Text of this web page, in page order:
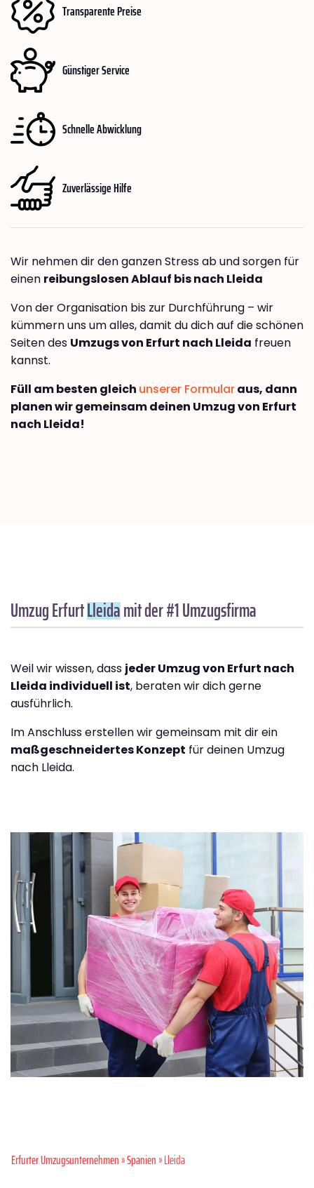
Transparente Preise
Günstiger Service
Schnelle Abwicklung
Zuverlässige Hilfe
Wir nehmen dir den ganzen Stress ab und sorgen für
einen reibungslosen Ablauf bis nach Lleida
Von der Organisation bis zur Durchführung – wir
kümmern uns um alles, damit du dich auf die schönen
Seiten des Umzugs von Erfurt nach Lleida freuen
kannst.
Füll am besten gleich unserer Formularaus, dann
planen wir gemeinsam deinen Umzug von Erfurt
nach Lleida!
Umzug ErfurtLleidamit der #1 Umzugsfirma
Weil wir wissen, dass jeder Umzug von Erfurt nach
Lleida individuell ist, beraten wir dich gerne
ausführlich.
Im Anschluss erstellen wir gemeinsam mit dir ein
maßgeschneidertes Konzept für deinen Umzug
nach Lleida.
Erfurter Umzugsunternehmen»Spanien» Lleida